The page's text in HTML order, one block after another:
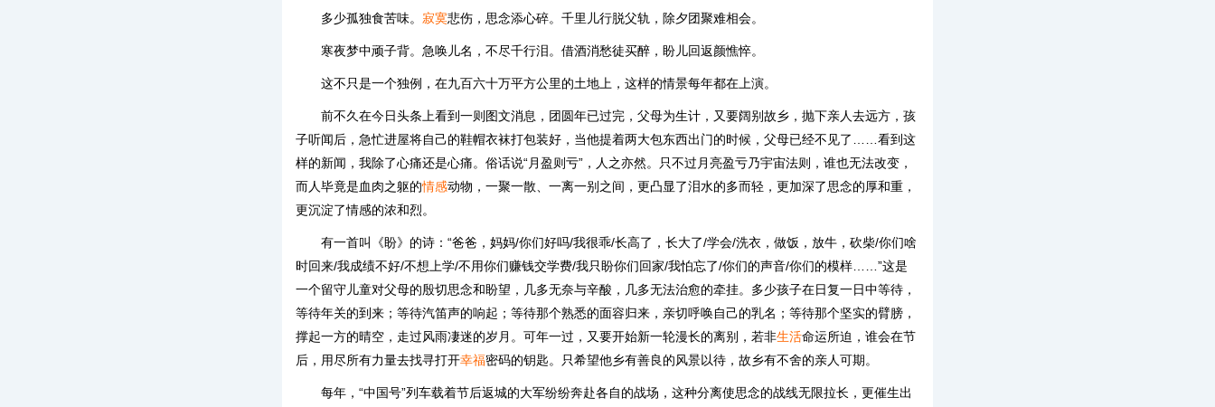
多少孤独食苦味。 寂寞悲伤，思念添心碎。千里儿行脱父轨，除夕团聚难相会。
寒夜梦中顽子背。急唤儿名，不尽千行泪。借酒消愁徒买醉，盼儿回返颜憔悴。
这不只是一个独例，在九百六十万平方公里的土地上，这样的情景每年都在上演。
前不久在今日头条上看到一则图文消息，团圆年已过完，父母为生计，又要阔别故乡，抛下亲人去远方，孩
子听闻后，急忙进屋将自己的鞋帽衣袜打包装好，当他提着两大包东西出门的时候，父母已经不见了……看到这
样的新闻，我除了心痛还是心痛。俗话说“月盈则亏”，人之亦然。只不过月亮盈亏乃宇宙法则，谁也无法改变，
而人毕竟是血肉之躯的情感动物，一聚一散、一离一别之间，更凸显了泪水的多而轻，更加深了思念的厚和重，
更沉淀了情感的浓和烈。
有一首叫《盼》的诗：“爸爸，妈妈/你们好吗/我很乖/长高了，长大了/学会/洗衣，做饭，放牛，砍柴/你们啥
时回来/我成绩不好/不想上学/不用你们赚钱交学费/我只盼你们回家/我怕忘了/你们的声音/你们的模样……”这是
一个留守儿童对父母的殷切思念和盼望，几多无奈与辛酸，几多无法治愈的牵挂。多少孩子在日复一日中等待，
等待年关的到来；等待汽笛声的响起；等待那个熟悉的面容归来，亲切呼唤自己的乳名；等待那个坚实的臂膀，
撑起一方的晴空，走过风雨凄迷的岁月。可年一过，又要开始新一轮漫长的离别，若非生活命运所迫，谁会在节
后，用尽所有力量去找寻打开幸福密码的钥匙。只希望他乡有善良的风景以待，故乡有不舍的亲人可期。
每年，“中国号”列车载着节后返城的大军纷纷奔赴各自的战场，这种分离使思念的战线无限拉长，更催生出